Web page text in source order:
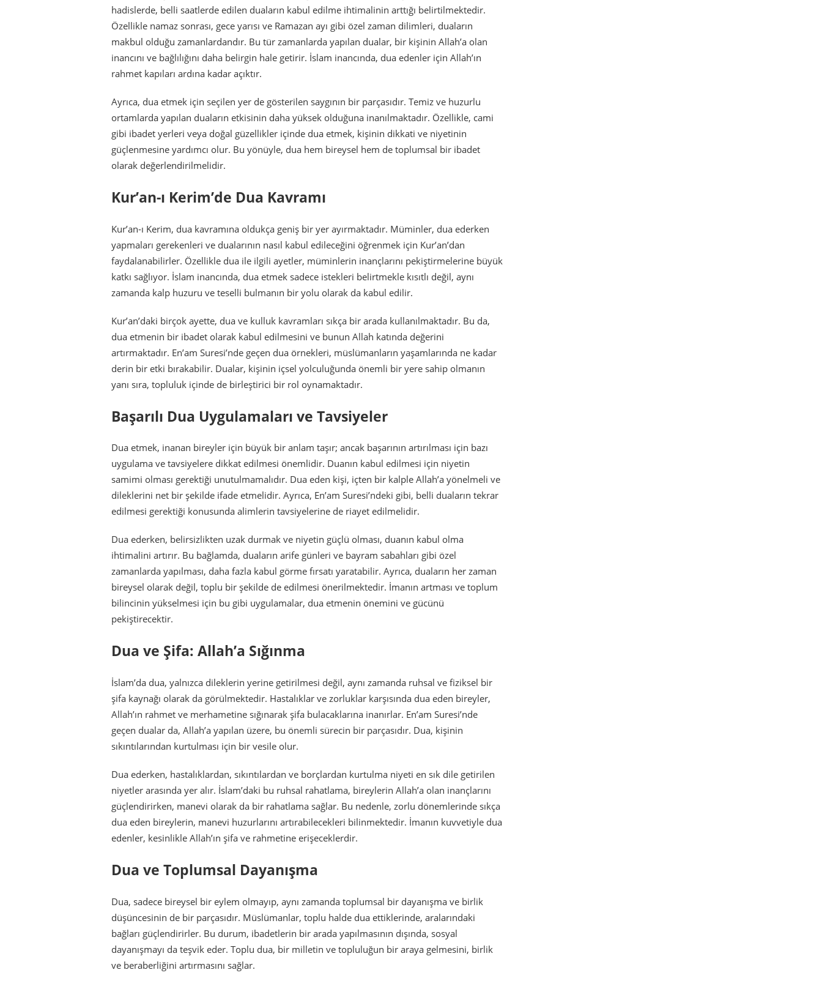
hadislerde, belli saatlerde edilen duaların kabul edilme ihtimalinin arttığı belirtilmektedir.
Özellikle namaz sonrası, gece yarısı ve Ramazan ayı gibi özel zaman dilimleri, duaların
makbul olduğu zamanlardandır. Bu tür zamanlarda yapılan dualar, bir kişinin Allah’a olan
inancını ve bağlılığını daha belirgin hale getirir. İslam inancında, dua edenler için Allah’ın
rahmet kapıları ardına kadar açıktır.
Ayrıca, dua etmek için seçilen yer de gösterilen saygının bir parçasıdır. Temiz ve huzurlu
ortamlarda yapılan duaların etkisinin daha yüksek olduğuna inanılmaktadır. Özellikle, cami
gibi ibadet yerleri veya doğal güzellikler içinde dua etmek, kişinin dikkati ve niyetinin
güçlenmesine yardımcı olur. Bu yönüyle, dua hem bireysel hem de toplumsal bir ibadet
olarak değerlendirilmelidir.
Kur’an-ı Kerim’de Dua Kavramı
Kur’an-ı Kerim, dua kavramına oldukça geniş bir yer ayırmaktadır. Müminler, dua ederken
yapmaları gerekenleri ve dualarının nasıl kabul edileceğini öğrenmek için Kur’an’dan
faydalanabilirler. Özellikle dua ile ilgili ayetler, müminlerin inançlarını pekiştirmelerine büyük
katkı sağlıyor. İslam inancında, dua etmek sadece istekleri belirtmekle kısıtlı değil, aynı
zamanda kalp huzuru ve teselli bulmanın bir yolu olarak da kabul edilir.
Kur’an’daki birçok ayette, dua ve kulluk kavramları sıkça bir arada kullanılmaktadır. Bu da,
dua etmenin bir ibadet olarak kabul edilmesini ve bunun Allah katında değerini
artırmaktadır. En’am Suresi’nde geçen dua örnekleri, müslümanların yaşamlarında ne kadar
derin bir etki bırakabilir. Dualar, kişinin içsel yolculuğunda önemli bir yere sahip olmanın
yanı sıra, topluluk içinde de birleştirici bir rol oynamaktadır.
Başarılı Dua Uygulamaları ve Tavsiyeler
Dua etmek, inanan bireyler için büyük bir anlam taşır; ancak başarının artırılması için bazı
uygulama ve tavsiyelere dikkat edilmesi önemlidir. Duanın kabul edilmesi için niyetin
samimi olması gerektiği unutulmamalıdır. Dua eden kişi, içten bir kalple Allah’a yönelmeli ve
dileklerini net bir şekilde ifade etmelidir. Ayrıca, En’am Suresi’ndeki gibi, belli duaların tekrar
edilmesi gerektiği konusunda alimlerin tavsiyelerine de riayet edilmelidir.
Dua ederken, belirsizlikten uzak durmak ve niyetin güçlü olması, duanın kabul olma
ihtimalini artırır. Bu bağlamda, duaların arife günleri ve bayram sabahları gibi özel
zamanlarda yapılması, daha fazla kabul görme fırsatı yaratabilir. Ayrıca, duaların her zaman
bireysel olarak değil, toplu bir şekilde de edilmesi önerilmektedir. İmanın artması ve toplum
bilincinin yükselmesi için bu gibi uygulamalar, dua etmenin önemini ve gücünü
pekiştirecektir.
Dua ve Şifa: Allah’a Sığınma
İslam’da dua, yalnızca dileklerin yerine getirilmesi değil, aynı zamanda ruhsal ve fiziksel bir
şifa kaynağı olarak da görülmektedir. Hastalıklar ve zorluklar karşısında dua eden bireyler,
Allah’ın rahmet ve merhametine sığınarak şifa bulacaklarına inanırlar. En’am Suresi’nde
geçen dualar da, Allah’a yapılan üzere, bu önemli sürecin bir parçasıdır. Dua, kişinin
sıkıntılarından kurtulması için bir vesile olur.
Dua ederken, hastalıklardan, sıkıntılardan ve borçlardan kurtulma niyeti en sık dile getirilen
niyetler arasında yer alır. İslam’daki bu ruhsal rahatlama, bireylerin Allah’a olan inançlarını
güçlendirirken, manevi olarak da bir rahatlama sağlar. Bu nedenle, zorlu dönemlerinde sıkça
dua eden bireylerin, manevi huzurlarını artırabilecekleri bilinmektedir. İmanın kuvvetiyle dua
edenler, kesinlikle Allah’ın şifa ve rahmetine erişeceklerdir.
Dua ve Toplumsal Dayanışma
Dua, sadece bireysel bir eylem olmayıp, aynı zamanda toplumsal bir dayanışma ve birlik
düşüncesinin de bir parçasıdır. Müslümanlar, toplu halde dua ettiklerinde, aralarındaki
bağları güçlendirirler. Bu durum, ibadetlerin bir arada yapılmasının dışında, sosyal
dayanışmayı da teşvik eder. Toplu dua, bir milletin ve topluluğun bir araya gelmesini, birlik
ve beraberliğini artırmasını sağlar.